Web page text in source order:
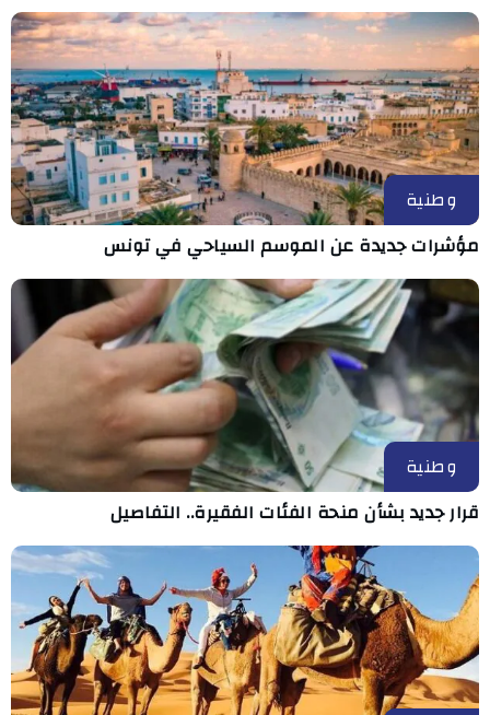
وطنية
مؤشرات جديدة عن الموسم السياحي في تونس
وطنية
قرار جديد بشأن منحة الفئات الفقيرة.. التفاصيل